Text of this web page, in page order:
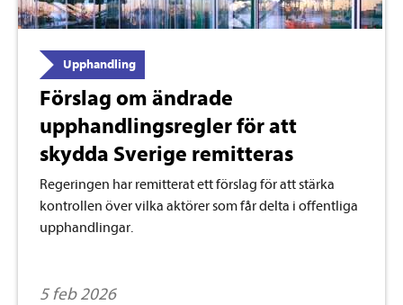
Upphandling
Förslag om ändrade
upphandlingsregler för att
skydda Sverige remitteras
Regeringen har remitterat ett förslag för att stärka
kontrollen över vilka aktörer som får delta i offentliga
upphandlingar.
5 feb 2026